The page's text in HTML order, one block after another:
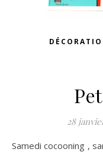
28
Samedi cocooning , samedi à trois, son sourire et sa bonne